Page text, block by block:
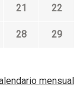
21 22
28 29
mensual